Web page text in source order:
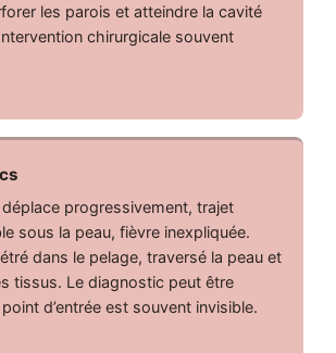
les parois et atteindre la cavité
chirurgicale souvent
progressivement, trajet
sous la peau, fièvre inexpliquée.
dans le pelage, traversé la peau et
tissus. Le diagnostic peut être
d’entrée est souvent invisible.